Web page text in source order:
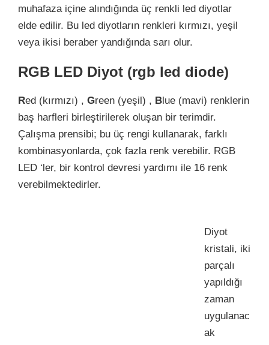
muhafaza içine alındığında üç renkli led diyotlar
elde edilir. Bu led diyotların renkleri kırmızı, yeşil
veya ikisi beraber yandığında sarı olur.
RGB LED Diyot (rgb led diode)
Red (kırmızı) , Green (yeşil) , Blue (mavi) renklerin
baş harfleri birleştirilerek oluşan bir terimdir.
Çalışma prensibi; bu üç rengi kullanarak, farklı
kombinasyonlarda, çok fazla renk verebilir. RGB
LED ‘ler, bir kontrol devresi yardımı ile 16 renk
verebilmektedirler.
Diyot
kristali, iki
parçalı
yapıldığı
zaman
uygulanac
ak